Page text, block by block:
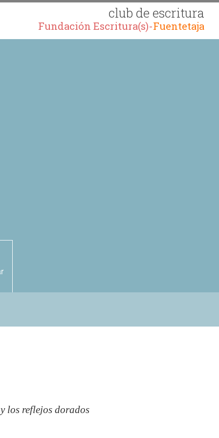
club de escritura
Fundación Escritura(s)-Fuentetaja
los reflejos dorados